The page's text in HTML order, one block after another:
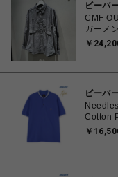
ビーバ
CMF
ガーメ
￥
ビーバ
Cotton
￥